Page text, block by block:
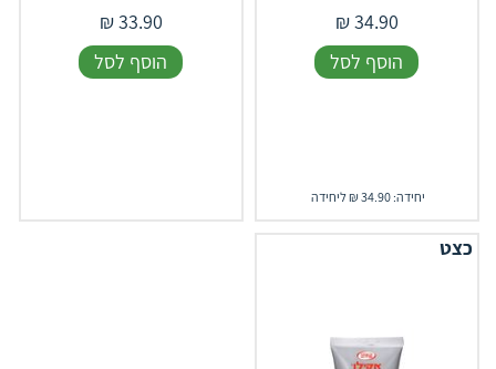
34.90
₪
הוסף לסל
יחידה: 34.90 ₪ ליחידה
33.90
₪
הוסף לסל
כצט